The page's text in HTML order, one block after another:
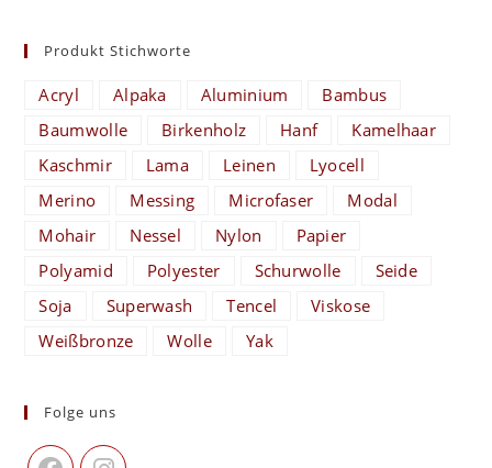
Produkt Stichworte
Acryl Alpaka Aluminium
Bambus
Baumwolle
Birkenholz Hanf
Kamelhaar
Kaschmir
Lama Leinen
Lyocell
Merino
Messing Microfaser
Modal
Mohair
Nessel Nylon
Papier
Polyamid
Polyester Schurwolle
Seide
Soja
Superwash Tencel
Viskose
Weißbronze
Wolle Yak
Folge uns